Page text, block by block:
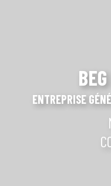
ENTREPRISE